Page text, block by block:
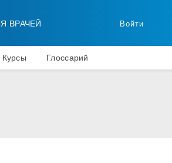
ВРАЧЕЙ Войти
Курсы Глоссарий